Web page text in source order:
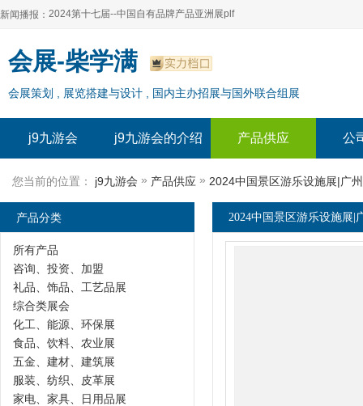
新闻播报：
2024上海自有品牌展--百货展|食品展 零售展|oem展
2024全球自有--品牌产品亚洲展（plf）
2024上海自有品牌展--2024上海oem 贴牌代加工展
2024第十七届--中国自有品牌产品亚洲展plf
2024全球自有--品牌产品亚洲展（plf）
2024年上海--第17届自有品牌展
会展-柴学满
会展策划 , 展览搭建与设计 , 国内主办招展与国外联合组展
j9九游会 j9九游会的介绍 产品供应 公
您当前的位置： j9九游会 » 产品供应 » 2024中国景区游乐设施展|广
2024中国景区游乐设施展|
产品分类
所有产品
咨询、投资、加盟
礼品、饰品、工艺品展
综合类展会
化工、能源、环保展
食品、饮料、农业展
五金、建材、建筑展
服装、纺织、皮革展
家电、家具、日用品展